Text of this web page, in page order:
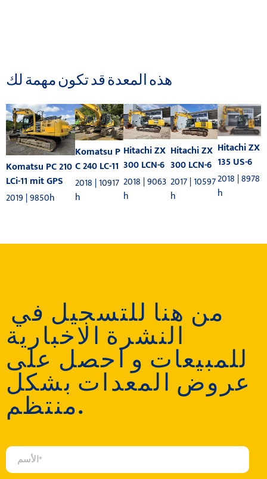
هذه المعدة قد تكون مهمة لك
Komatsu PC 210
LCi-11 mit GPS
2019 | 9850h
Komatsu P
C 240 LC-11
2018 | 10917
h
Hitachi ZX
300 LCN-6
2018 | 9063
h
Hitachi ZX
300 LCN-6
2017 | 10597
h
Hitachi ZX
135 US-6
2018 | 8978
h
النشرة الاخبارية
للمبيعات و احصل على
عروض المعدات بشكل
منتظم.